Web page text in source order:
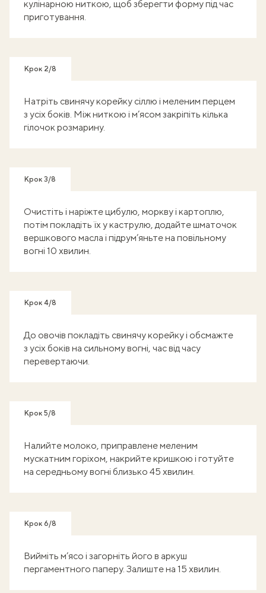
кулінарною ниткою, щоб зберегти форму під час
приготування.
Крок 2/8
Натріть свинячу корейку сіллю і меленим перцем
з усіх боків. Між ниткою і м’ясом закріпіть кілька
гілочок розмарину.
Крок 3/8
Очистіть і наріжте цибулю, моркву і картоплю,
потім покладіть їх у каструлю, додайте шматочок
вершкового масла і підрум’яньте на повільному
вогні 10 хвилин.
Крок 4/8
До овочів покладіть свинячу корейку і обсмажте
з усіх боків на сильному вогні, час від часу
перевертаючи.
Крок 5/8
Налийте молоко, приправлене меленим
мускатним горіхом, накрийте кришкою і готуйте
на середньому вогні близько 45 хвилин.
Крок 6/8
Вийміть м’ясо і загорніть його в аркуш
пергаментного паперу. Залиште на 15 хвилин.